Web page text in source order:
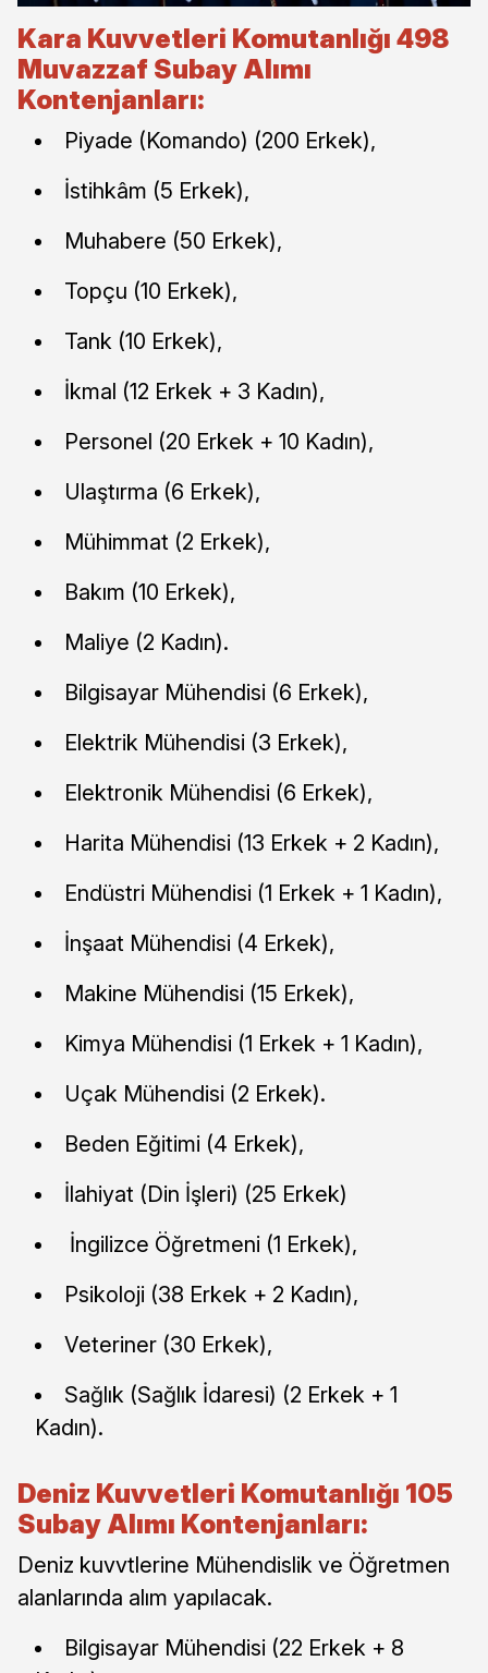
Kara Kuvvetleri Komutanlığı 498
Muvazzaf Subay Alımı
Kontenjanları:
Piyade (Komando) (200 Erkek),
İstihkâm (5 Erkek),
Muhabere (50 Erkek),
Topçu (10 Erkek),
Tank (10 Erkek),
İkmal (12 Erkek + 3 Kadın),
Personel (20 Erkek + 10 Kadın),
Ulaştırma (6 Erkek),
Mühimmat (2 Erkek),
Bakım (10 Erkek),
Maliye (2 Kadın).
Bilgisayar Mühendisi (6 Erkek),
Elektrik Mühendisi (3 Erkek),
Elektronik Mühendisi (6 Erkek),
Harita Mühendisi (13 Erkek + 2 Kadın),
Endüstri Mühendisi (1 Erkek + 1 Kadın),
İnşaat Mühendisi (4 Erkek),
Makine Mühendisi (15 Erkek),
Kimya Mühendisi (1 Erkek + 1 Kadın),
Uçak Mühendisi (2 Erkek).
Beden Eğitimi (4 Erkek),
İlahiyat (Din İşleri) (25 Erkek)
İngilizce Öğretmeni (1 Erkek),
Psikoloji (38 Erkek + 2 Kadın),
Veteriner (30 Erkek),
Sağlık (Sağlık İdaresi) (2 Erkek + 1
Kadın).
Deniz Kuvvetleri Komutanlığı 105
Subay Alımı Kontenjanları:
Deniz kuvvtlerine Mühendislik ve Öğretmen
alanlarında alım yapılacak.
Bilgisayar Mühendisi (22 Erkek + 8